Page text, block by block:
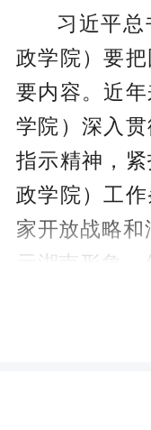
习近平
政学院）要
要内容。近
学院）深入
指示精神，
政学院）工
家开放战略和
示湖南形象、
开创“开放办
立足本